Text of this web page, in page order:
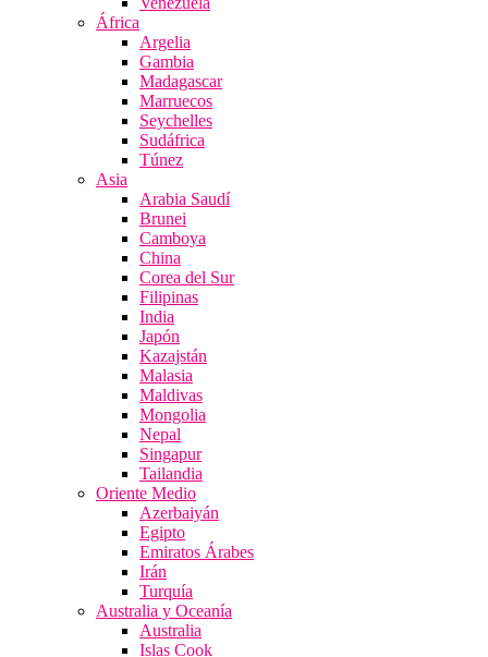
África
Argelia
Gambia
Madagascar
Marruecos
Seychelles
Sudáfrica
Túnez
Asia
Arabia Saudí
Brunei
Camboya
China
Corea del Sur
Filipinas
India
Japón
Kazajstán
Malasia
Maldivas
Mongolia
Nepal
Singapur
Tailandia
Oriente Medio
Azerbaiyán
Egipto
Emiratos Árabes
Irán
Turquía
Australia y Oceanía
Australia
Islas Cook